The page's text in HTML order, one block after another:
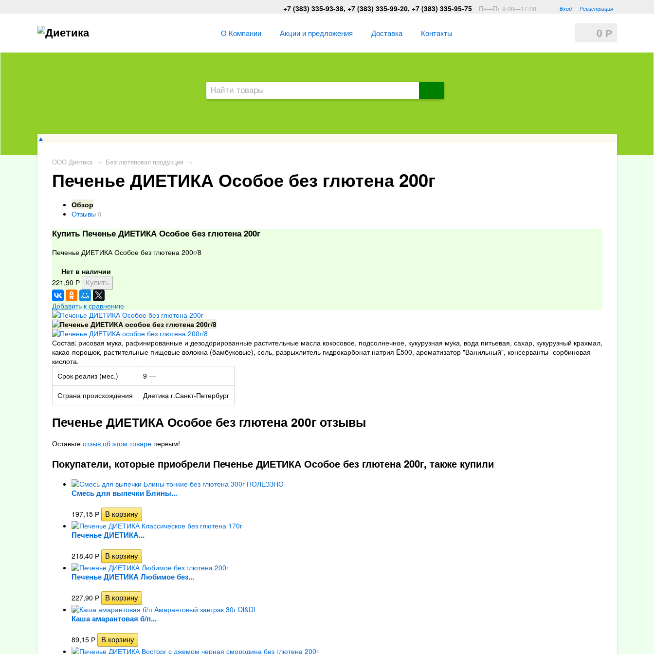
Вход Регистрация
+7 (383) 335-93-38, +7 (383) 335-99-20, +7 (383) 335-95-75 Пн—Пт 9:00—17:00
0 Р
О Компании Акции и предложения Доставка Контакты
▲
ООО Диетика → Безглютеновая продукция →
Печенье ДИЕТИКА Особое без глютена 200г
Обзор
Отзывы 0
Купить Печенье ДИЕТИКА Особое без глютена 200г
Печенье ДИЕТИКА Особое без глютена 200г/8
Нет в наличии
221,90 Р
Добавить к сравнению
Состав: рисовая мука, рафинированные и дезодорированные растительные масла кокосовое, подсолнечное, кукурузная мука, вода питьевая, сахар, кукурузный крахмал,
какао-порошок, растительные пищевые волокна (бамбуковые), соль, разрыхлитель гидрокарбонат натрия E500, ароматизатор "Ванильный", консерванты -сорбиновая
кислота.
Срок реализ (мес.)
9 —
Страна происхождения
Диетика г.Санкт-Петербург
Печенье ДИЕТИКА Особое без глютена 200г отзывы
Оставьте отзыв об этом товарепервым!
Покупатели, которые приобрели Печенье ДИЕТИКА Особое без глютена 200г, также купили
Смесь для выпечки Блины...
197,15 Р
Печенье ДИЕТИКА...
218,40 Р
Печенье ДИЕТИКА Любимое без...
227,90 Р
Каша амарантовая б/п...
89,15 Р